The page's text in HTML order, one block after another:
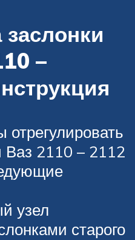
–
отрегулировать
Ваз 2110 – 2112
узел
старого